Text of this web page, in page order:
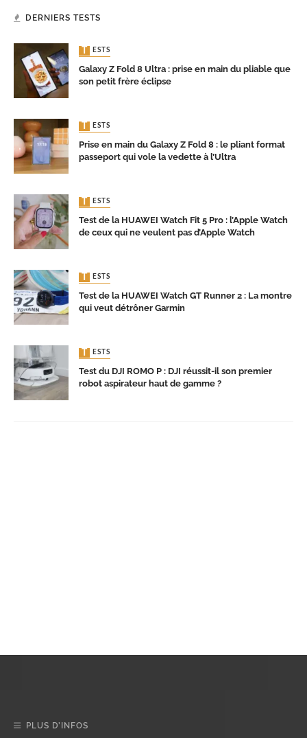
DERNIERS TESTS
TESTS
Galaxy Z Fold 8 Ultra : prise en main du pliable que
son petit frère éclipse
TESTS
Prise en main du Galaxy Z Fold 8 : le pliant format
passeport qui vole la vedette à l’Ultra
TESTS
Test de la HUAWEI Watch Fit 5 Pro : l’Apple Watch
de ceux qui ne veulent pas d’Apple Watch
TESTS
Test de la HUAWEI Watch GT Runner 2 : La montre
qui veut détrôner Garmin
TESTS
Test du DJI ROMO P : DJI réussit-il son premier
robot aspirateur haut de gamme ?
PLUS D’INFOS